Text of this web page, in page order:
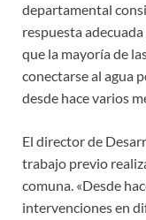
departamental
respuesta
que la mayoría de
conectarse al agua
desde hace varios
El director de
trabajo previo
comuna. «Desde
intervenciones en